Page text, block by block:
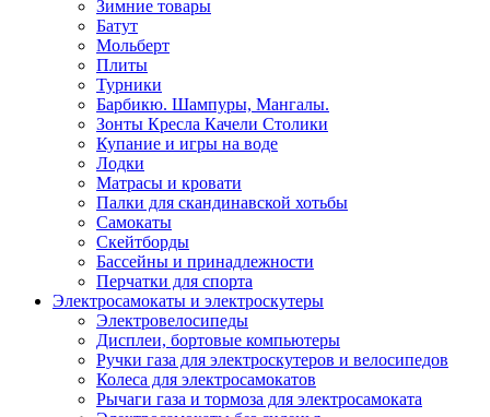
Зимние товары
Батут
Мольберт
Плиты
Турники
Барбикю. Шампуры, Мангалы.
Зонты Кресла Качели Столики
Купание и игры на воде
Лодки
Матрасы и кровати
Палки для скандинавской хотьбы
Самокаты
Скейтборды
Бассейны и принадлежности
Перчатки для спорта
Электросамокаты и электроскутеры
Электровелосипеды
Дисплеи, бортовые компьютеры
Ручки газа для электроскутеров и велосипедов
Колеса для электросамокатов
Рычаги газа и тормоза для электросамоката